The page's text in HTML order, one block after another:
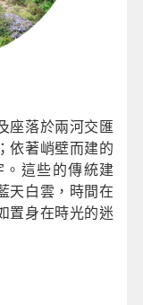
座落於兩河交匯
依著峭壁而建的
。這些的傳統建
天白雲，時間在
置身在時光的迷